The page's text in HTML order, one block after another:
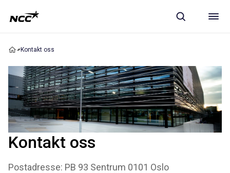
Kontakt oss
Kontakt oss
Postadresse: PB 93 Sentrum 0101 Oslo